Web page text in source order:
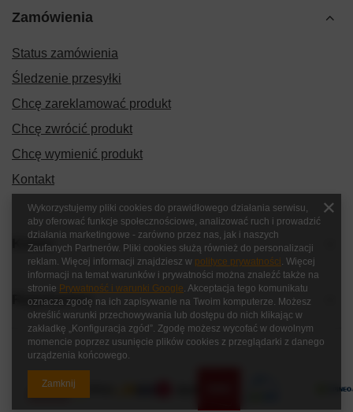
Zamówienia
Status zamówienia
Śledzenie przesyłki
Chcę zareklamować produkt
Chcę zwrócić produkt
Chcę wymienić produkt
Kontakt
Konto
Regulaminy
Wykorzystujemy pliki cookies do prawidłowego działania serwisu,
aby oferować funkcje społecznościowe, analizować ruch i prowadzić
działania marketingowe - zarówno przez nas, jak i naszych
Zaufanych Partnerów. Pliki cookies służą również do personalizacji
reklam. Więcej informacji znajdziesz w polityce prywatności. Więcej
informacji na temat warunków i prywatności można znaleźć także na
stronie Prywatność i warunki Google. Akceptacja tego komunikatu
oznacza zgodę na ich zapisywanie na Twoim komputerze. Możesz
określić warunki przechowywania lub dostępu do nich klikając w
zakładkę „Konfiguracja zgód”. Zgodę możesz wycofać w dowolnym
momencie poprzez usunięcie plików cookies z przeglądarki z danego
urządzenia końcowego.
Zamknij